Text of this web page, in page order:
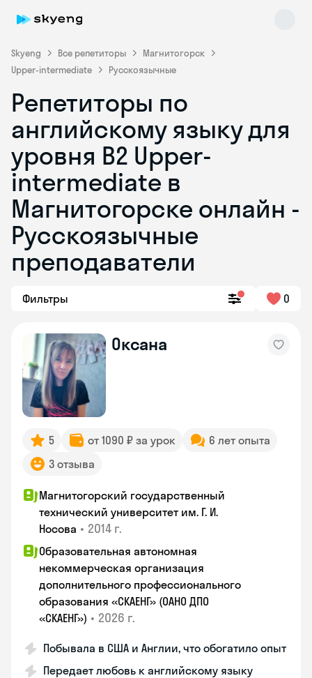
Skyeng Все репетиторы
Магнитогорск
Upper-intermediate
Русскоязычные
Репетиторы по
английскому языку для
уровня B2 Upper-
intermediate в
Магнитогорске онлайн -
Русскоязычные
преподаватели
Фильтры 0
Оксана
5 от 1090 ₽ за урок
6 лет опыта
3 отзыва
Магнитогорский государственный
технический университет им. Г. И.
Носова • 2014 г.
Образовательная автономная
некоммерческая организация
дополнительного профессионального
образования «СКАЕНГ» (ОАНО ДПО
«СКАЕНГ») • 2026 г.
Побывала в США и Англии, что обогатило опыт
Передает любовь к английскому языку
Skyeng Chat